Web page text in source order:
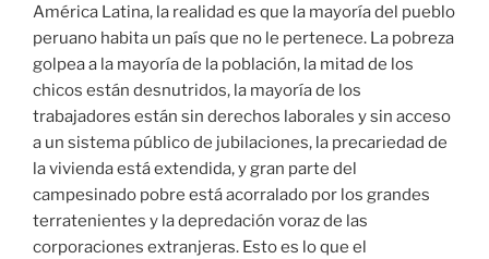
América Latina, la realidad es que la mayoría del pueblo
peruano habita un país que no le pertenece. La pobreza
golpea a la mayoría de la población, la mitad de los
chicos están desnutridos, la mayoría de los
trabajadores están sin derechos laborales y sin acceso
a un sistema público de jubilaciones, la precariedad de
la vivienda está extendida, y gran parte del
campesinado pobre está acorralado por los grandes
terratenientes y la depredación voraz de las
corporaciones extranjeras. Esto es lo que el